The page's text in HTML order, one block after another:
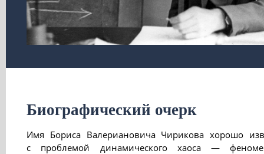
Биографический очерк
Имя Бориса Валериановича Чирикова хорошо
с проблемой динамического хаоса —